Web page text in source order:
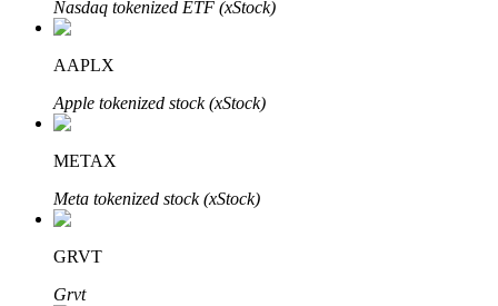
Auto Invest
Nasdaq tokenized ETF (xStock)
AAPLX
Apple tokenized stock (xStock)
METAX
Meta tokenized stock (xStock)
GRVT
Grvt